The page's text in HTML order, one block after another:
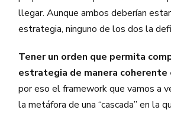
llegar. Aunque ambos deberían
estrategia, ninguno de los dos la
Tener un orden que permita
estrategia de manera
por eso el framework que vamos a
la metáfora de una “cascada” en la